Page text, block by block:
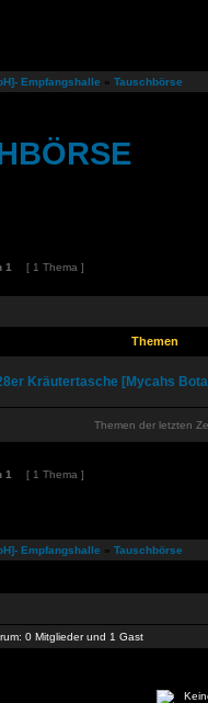
Empfangshalle » Tauschbörse
1 [ 1 Thema ]
Themen
Kräutertasche [Mycahs
Themen der letzten
1 [ 1 Thema ]
Empfangshalle » Tauschbörse
0 Mitglieder und 1 Gast